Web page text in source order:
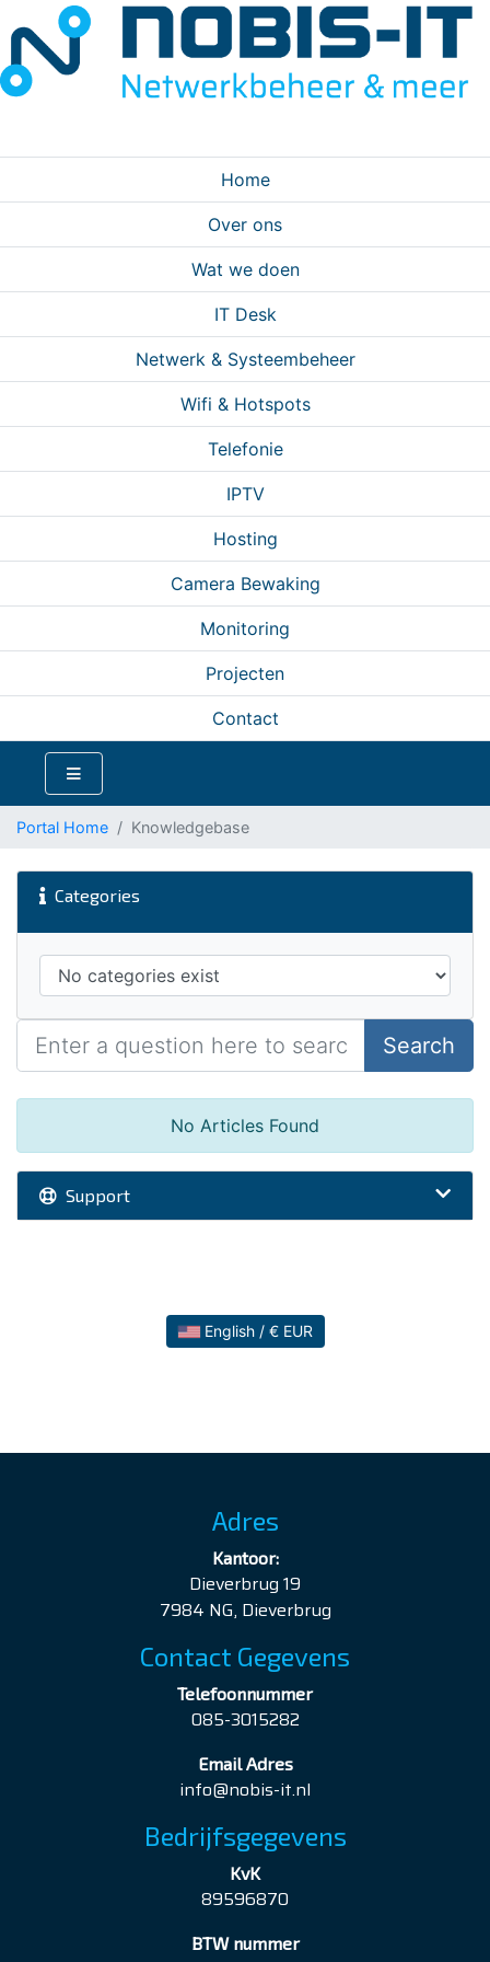
Home
Over ons
Wat we doen
IT Desk
Netwerk & Systeembeheer
Wifi & Hotspots
Telefonie
IPTV
Hosting
Camera Bewaking
Monitoring
Projecten
Contact
Portal Home Knowledgebase
Categories
Search
No Articles Found
Support
English / € EUR
Adres
Kantoor:
Dieverbrug 19
7984 NG, Dieverbrug
Contact Gegevens
Telefoonnummer
085-3015282
Email Adres
info@nobis-it.nl
Bedrijfsgegevens
KvK
89596870
BTW nummer